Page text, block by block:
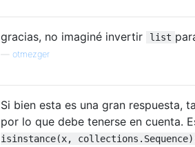
gracias, no imaginé invertir list
otmezger
Si bien esta es una gran respuesta,
por lo que debe tenerse en cuenta.
isinstance(x,